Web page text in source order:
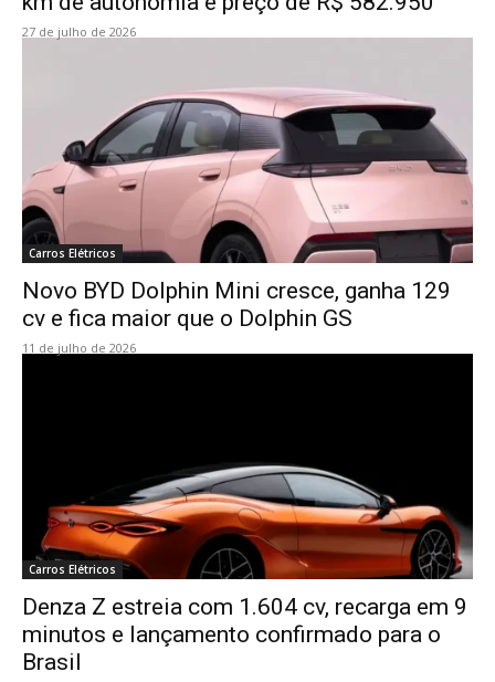
27 de julho de 2026
Carros Elétricos
Novo BYD Dolphin Mini cresce, ganha 129
cv e fica maior que o Dolphin GS
11 de julho de 2026
Carros Elétricos
Denza Z estreia com 1.604 cv, recarga em 9
minutos e lançamento confirmado para o
Brasil